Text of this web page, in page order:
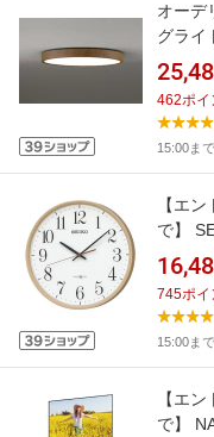
オーデ
グライ
リモコ
462ポイ
15:00ま
【エ
で】
ンク（
745ポイ
15:00ま
【エ
で】